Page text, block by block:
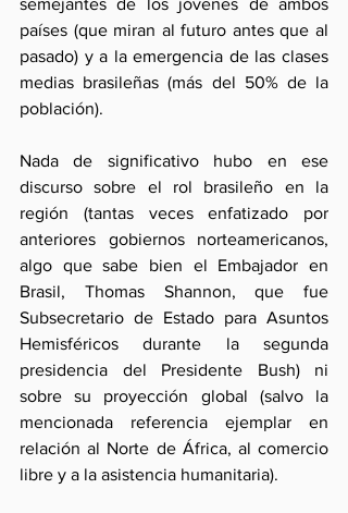
semejantes de los jóvenes de ambos
países (que miran al futuro antes que al
pasado) y a la emergencia de las clases
medias brasileñas (más del 50% de la
población).
Nada de significativo hubo en ese
discurso sobre el rol brasileño en la
región (tantas veces enfatizado por
anteriores gobiernos norteamericanos,
algo que sabe bien el Embajador en
Brasil, Thomas Shannon, que fue
Subsecretario de Estado para Asuntos
Hemisféricos durante la segunda
presidencia del Presidente Bush) ni
sobre su proyección global (salvo la
mencionada referencia ejemplar en
relación al Norte de África, al comercio
libre y a la asistencia humanitaria).